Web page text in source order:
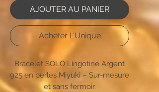
AJOUTER AU PANIER
Acheter L'Unique
Bracelet SOLO Lingotine Argent
925 en perles Miyuki – Sur-mesure
et sans fermoir.